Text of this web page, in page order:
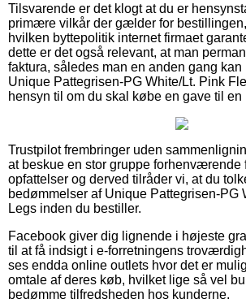
Tilsvarende er det klogt at du er
primære vilkår der gælder for bestillingen,
hvilken byttepolitik internet firmaet
dette er det også relevant, at man
faktura, således man en anden gang
Unique Pattegrisen-PG White/Lt. Pink
hensyn til om du skal købe en gave til
Trustpilot frembringer uden
at beskue en stor gruppe forhenværende
opfattelser og derved tilråder vi, at du
bedømmelser af Unique Pattegrisen-PG
Legs inden du bestiller.
Facebook giver dig lignende i højeste
til at få indsigt i e-forretningens
ses endda online outlets hvor det er
omtale af deres køb, hvilket lige så vel
bedømme tilfredsheden hos kunderne.